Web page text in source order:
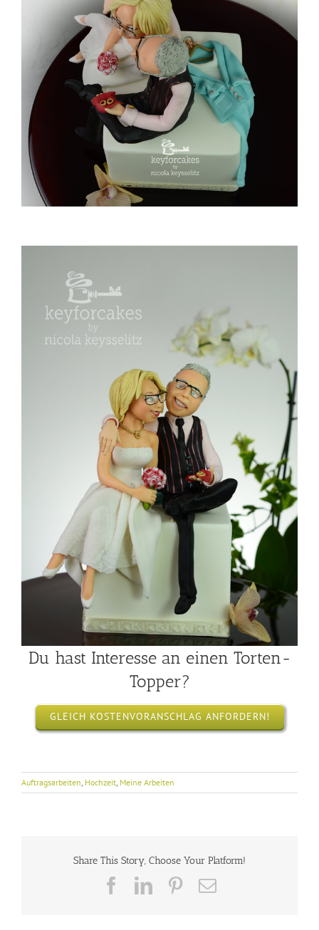
Du hast Interesse an einen Torten-
Topper?
GLEICH KOSTENVORANSCHLAG ANFORDERN!
Auftragsarbeiten, Hochzeit, Meine Arbeiten
Share This Story, Choose Your Platform!
Facebook
LinkedInPinterest
E-